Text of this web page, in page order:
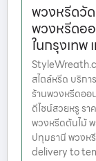
พวงหรีดวั
พวงหรีดอ
ในกรุงเท
สไตล์หรีด บริก
ร้านพวงหรีดออ
ดีไซน์สวยหรู ร
พวงหรีดต้นไม้
ปทุมธานี พวง
delivery to